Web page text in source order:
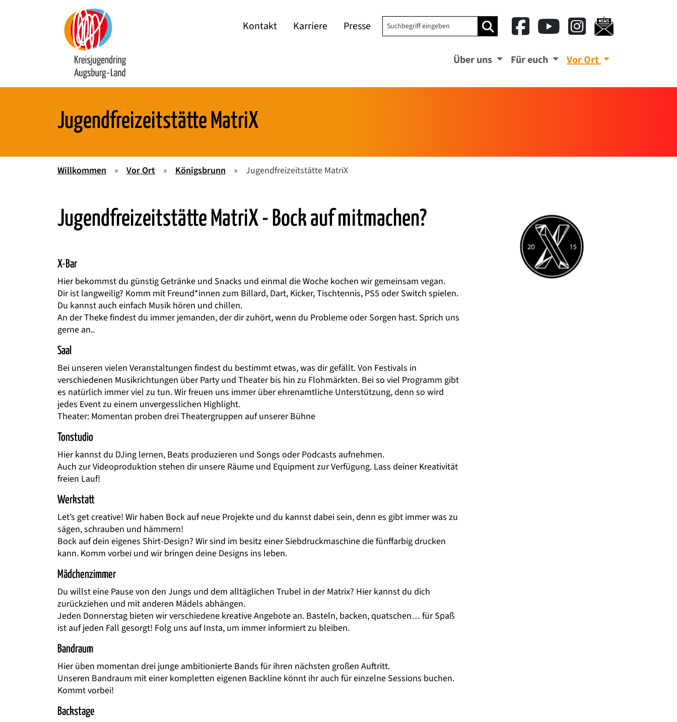
Springe zum Hauptinhalt der Seite
Kontakt Karriere Presse Suchbegriff eingeben
Suchbegriff eingeben
Über uns Für euch Vor Ort
Jugendfreizeitstätte MatriX
Willkommen » Vor Ort » Königsbrunn » Jugendfreizeitstätte MatriX
Jugendfreizeitstätte MatriX - Bock auf mitmachen?
X-Bar
Hier bekommst du günstig Getränke und Snacks und einmal die Woche kochen wir gemeinsam vegan.
Dir ist langweilig? Komm mit Freund*innen zum Billard, Dart, Kicker, Tischtennis, PS5 oder Switch spielen.
Du kannst auch einfach Musik hören und chillen.
An der Theke findest du immer jemanden, der dir zuhört, wenn du Probleme oder Sorgen hast. Sprich uns
gerne an..
Saal
Bei unseren vielen Veranstaltungen findest du bestimmt etwas, was dir gefällt. Von Festivals in
verschiedenen Musikrichtungen über Party und Theater bis hin zu Flohmärkten. Bei so viel Programm gibt
es natürlich immer viel zu tun. Wir freuen uns immer über ehrenamtliche Unterstützung, denn so wird
jedes Event zu einem unvergesslichen Highlight.
Theater: Momentan proben drei Theatergruppen auf unserer Bühne
Tonstudio
Hier kannst du DJing lernen, Beats produzieren und Songs oder Podcasts aufnehmen.
Auch zur Videoproduktion stehen dir unsere Räume und Equipment zur Verfügung. Lass deiner Kreativität
freien Lauf!
Werkstatt
Let’s get creative! Wir haben Bock auf neue Projekte und du kannst dabei sein, denn es gibt immer was zu
sägen, schrauben und hämmern!
Bock auf dein eigenes Shirt-Design? Wir sind im besitz einer Siebdruckmaschine die fünffarbig drucken
kann. Komm vorbei und wir bringen deine Designs ins leben.
Mädchenzimmer
Du willst eine Pause von den Jungs und dem alltäglichen Trubel in der Matrix? Hier kannst du dich
zurückziehen und mit anderen Mädels abhängen.
Jeden Donnerstag bieten wir verschiedene kreative Angebote an. Basteln, backen, quatschen… für Spaß
ist auf jeden Fall gesorgt! Folg uns auf Insta, um immer informiert zu bleiben.
Bandraum
Hier üben momentan drei junge ambitionierte Bands für ihren nächsten großen Auftritt.
Unseren Bandraum mit einer kompletten eigenen Backline könnt ihr auch für einzelne Sessions buchen.
Kommt vorbei!
Backstage